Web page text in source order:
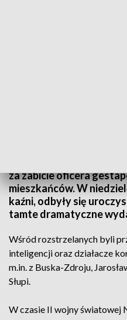
za zabicie oficera
mieszkańców. W
kaźni, odbyły się
tamte dramatyczne
Wśród rozstrzelanych byli
inteligencji oraz działacze
m.in. z Buska-Zdroju,
Słupi.
W czasie II wojny światowej